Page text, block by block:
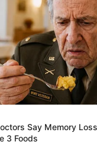
Say Memory
3 Foods